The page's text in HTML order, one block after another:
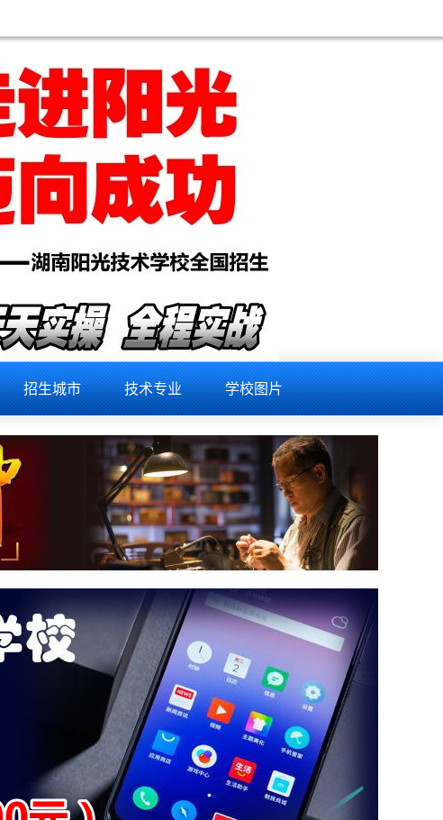
plc培训要多少钱,plc专业培训机构,三菱plc培训,plc基础培训,专业plc编程培训,plc培训学
招生城市 技术专业 学校图片